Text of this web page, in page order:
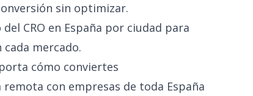
sin optimizar.
CRO en España por ciudad para
mercado.
cómo conviertes
con empresas de toda España